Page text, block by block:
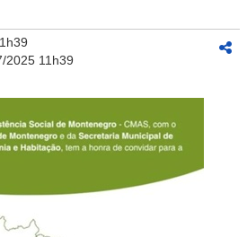
2025 11h39